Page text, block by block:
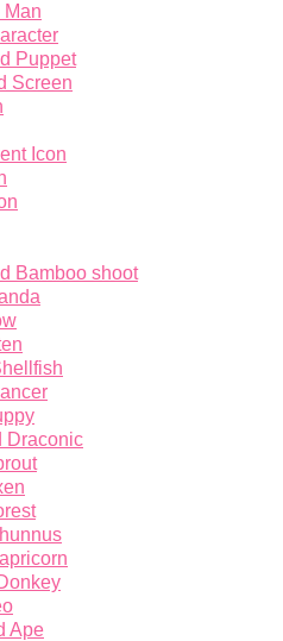
Puppet
Screen
Icon
Bamboo shoot
Draconic
Ape